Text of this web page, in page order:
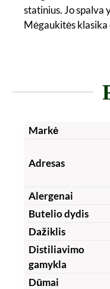
statinius. Jo spalva
Mėgaukitės klasika
Markė
Adresas
Alergenai
Butelio dydis
Dažiklis
Distiliavimo
gamykla
Dūmai